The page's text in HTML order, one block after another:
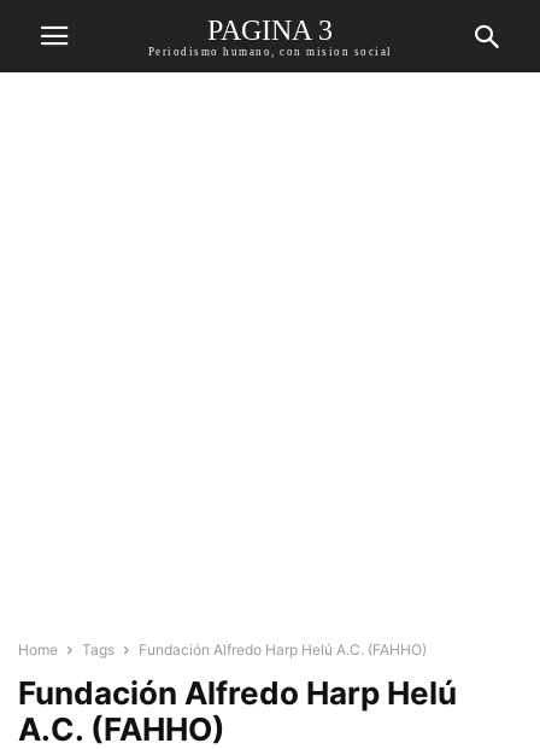
PAGINA 3
Periodismo humano, con mision social
Home Tags Fundación Alfredo Harp Helú A.C. (FAHHO)
Fundación Alfredo Harp Helú
A.C. (FAHHO)